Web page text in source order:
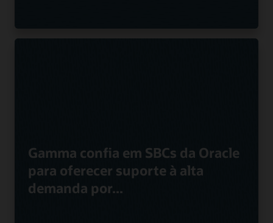
Gamma confia em SBCs da Oracle
para oferecer suporte à alta
demanda por...